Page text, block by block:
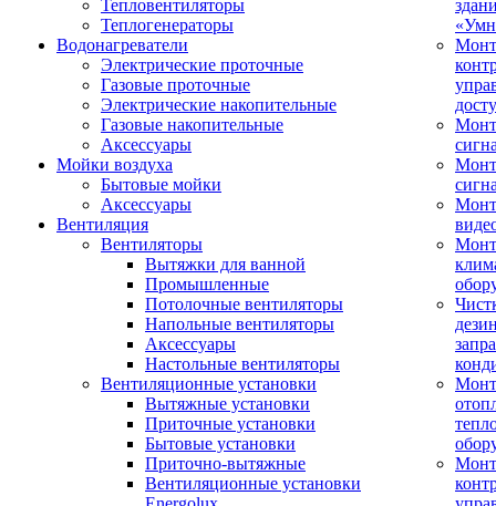
Тепловентиляторы
Теплогенераторы
Водонагреватели
Электрические проточные
Газовые проточные
Электрические накопительные
Газовые накопительные
Аксессуары
Мойки воздуха
Бытовые мойки
Аксессуары
Вентиляция
Вентиляторы
Вытяжки для ванной
Промышленные
Потолочные вентиляторы
Напольные вентиляторы
Аксессуары
Настольные вентиляторы
Вентиляционные установки
Вытяжные установки
Приточные установки
Бытовые установки
Приточно-вытяжные
Вентиляционные установки